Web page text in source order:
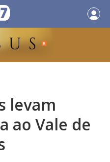
levam
ao Vale de